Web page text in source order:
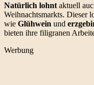
Natürlich lohnt aktuell
Weihnachtsmarkts. Dieser
wie Glühwein und
bieten ihre filigranen
Werbung